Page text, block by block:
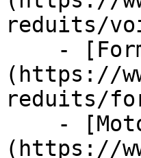
reduits/
(https://
reduits/
(https://